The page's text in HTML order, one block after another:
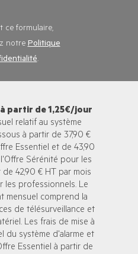
ce formulaire,
notrePolitique
.
à partir de 1,25€/jour
relatif au système
à partir de 37,90 €
Essentiel et de 43,90
Sérénité pour les
42,90 € HT par mois
les professionnels. Le
mensuel comprend la
de télésurveillance et
Les frais de mise à
du système d'alarme et
Essentiel à partir de